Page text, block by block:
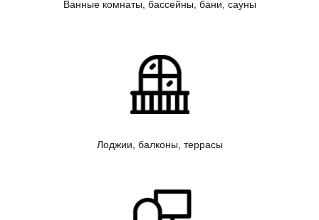
Ванные комнаты, бассейны, бани, сауны
Лоджии, балконы, террасы